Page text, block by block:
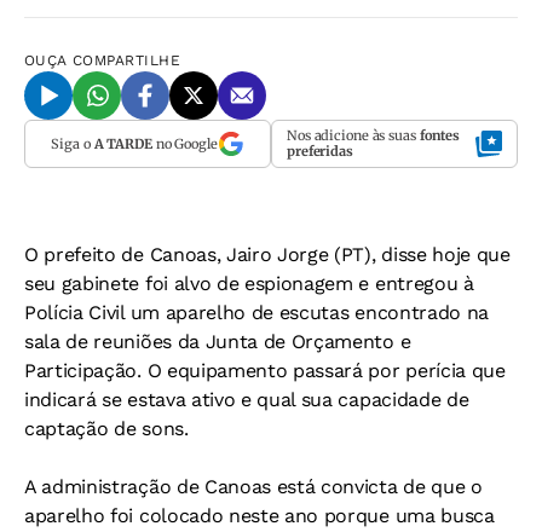
OUÇA COMPARTILHE
Siga o A TARDEno Google Nos adicione às suas fontes
preferidas
O prefeito de Canoas, Jairo Jorge (PT), disse hoje que
seu gabinete foi alvo de espionagem e entregou à
Polícia Civil um aparelho de escutas encontrado na
sala de reuniões da Junta de Orçamento e
Participação. O equipamento passará por perícia que
indicará se estava ativo e qual sua capacidade de
captação de sons.
A administração de Canoas está convicta de que o
aparelho foi colocado neste ano porque uma busca